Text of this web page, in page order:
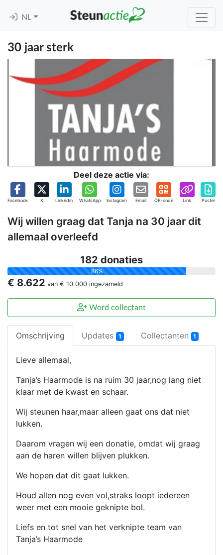
NL
30 jaar sterk
Deel deze actie via:
Facebook X Linkedin WhatsApp Instagram Email QR-code Link Poster
Wij willen graag dat Tanja na 30 jaar dit
allemaal overleefd
182 donaties
86%
€ 8.622 van € 10.000 ingezameld
Word collectant
Omschrijving Updates 1 Collectanten 1
Lieve allemaal,
Tanja’s Haarmode is na ruim 30 jaar,nog lang niet
klaar met de kwast en schaar.
Wij steunen haar,maar alleen gaat ons dat niet
lukken.
Daarom vragen wij een donatie, omdat wij graag
aan de haren willen blijven plukken.
We hopen dat dit gaat lukken.
Houd allen nog even vol,straks loopt iedereen
weer met een mooie geknipte bol.
Liefs en tot snel van het verknipte team van
Tanja’s Haarmode